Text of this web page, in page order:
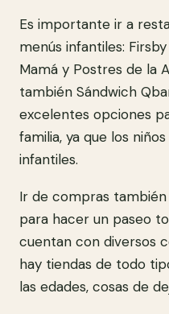
Es importante ir a
menús infantiles:
Mamá y Postres de la
también Sándwich
excelentes opciones
familia, ya que los
infantiles.
Ir de compras
para hacer un paseo
cuentan con diversos
hay tiendas de todo
las edades, cosas de